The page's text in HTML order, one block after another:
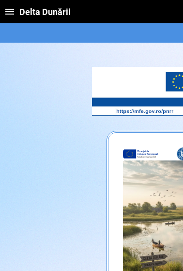
Delta Dunării